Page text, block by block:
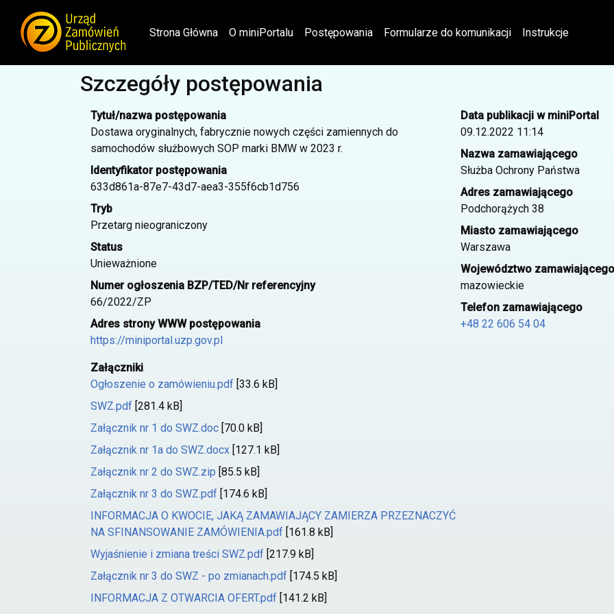
Strona Główna(current)
O miniPortalu Postępowania Formularze do komunikacji Instrukcje
Szczegóły postępowania
Tytuł/nazwa postępowania
Dostawa oryginalnych, fabrycznie nowych części zamiennych do
samochodów służbowych SOP marki BMW w 2023 r.
Identyfikator postępowania
633d861a-87e7-43d7-aea3-355f6cb1d756
Tryb
Przetarg nieograniczony
Status
Unieważnione
Numer ogłoszenia BZP/TED/Nr referencyjny
66/2022/ZP
Adres strony WWW postępowania
https://miniportal.uzp.gov.pl
Data publikacji w miniPortal
09.12.2022 11:14
Nazwa zamawiającego
Służba Ochrony Państwa
Adres zamawiającego
Podchorążych 38
Miasto zamawiającego
Warszawa
Województwo zamawiającego
mazowieckie
Telefon zamawiającego
+48 22 606 54 04
Załączniki
Ogłoszenie o zamówieniu.pdf [33.6 kB]
SWZ.pdf [281.4 kB]
Załącznik nr 1 do SWZ.doc [70.0 kB]
Załącznik nr 1a do SWZ.docx [127.1 kB]
Załącznik nr 2 do SWZ.zip [85.5 kB]
Załącznik nr 3 do SWZ.pdf [174.6 kB]
INFORMACJA O KWOCIE, JAKĄ ZAMAWIAJĄCY ZAMIERZA PRZEZNACZYĆ
NA SFINANSOWANIE ZAMÓWIENIA.pdf [161.8 kB]
Wyjaśnienie i zmiana treści SWZ.pdf [217.9 kB]
Załącznik nr 3 do SWZ - po zmianach.pdf [174.5 kB]
INFORMACJA Z OTWARCIA OFERT.pdf [141.2 kB]